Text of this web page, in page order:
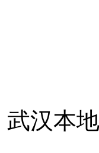
武汉本